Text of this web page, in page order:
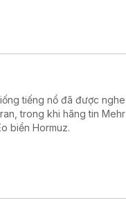
tiếng nổ đã được nghe
trong khi hãng tin Mehr
biển Hormuz.